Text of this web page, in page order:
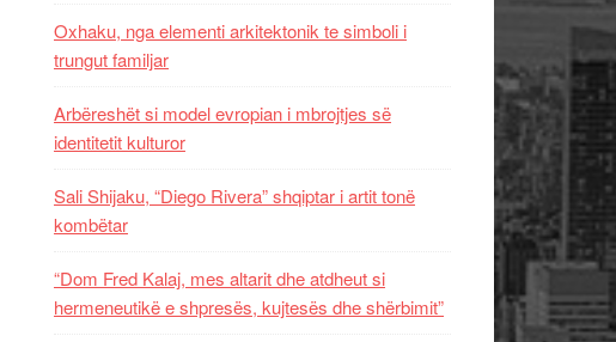
Oxhaku, nga elementi arkitektonik te simboli i
trungut familjar
Arbëreshët si model evropian i mbrojtjes së
identitetit kulturor
Sali Shijaku, “Diego Rivera” shqiptar i artit tonë
kombëtar
“Dom Fred Kalaj, mes altarit dhe atdheut si
hermeneutikë e shpresës, kujtesës dhe shërbimit”